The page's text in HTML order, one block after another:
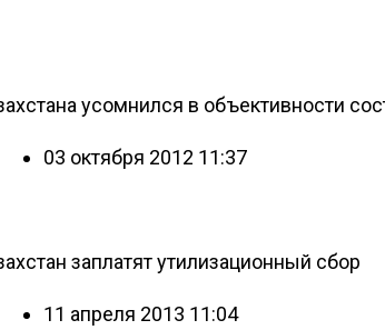
усомнился в объективности
03 октября 2012 11:37
заплатят утилизационный сбор
11 апреля 2013 11:04